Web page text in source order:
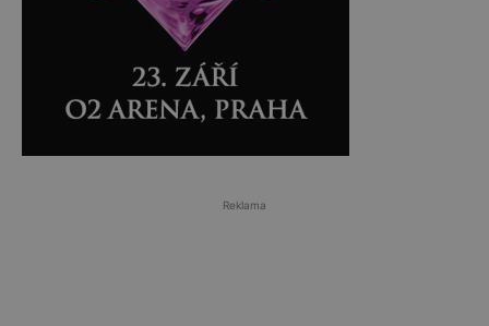
Reklama